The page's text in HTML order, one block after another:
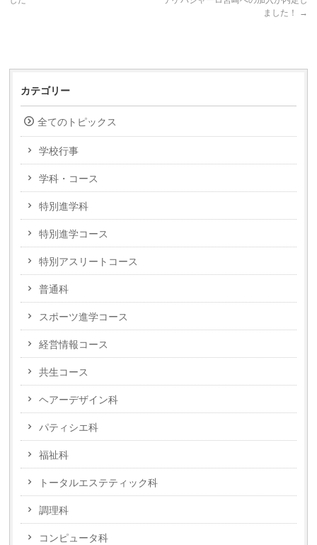
ました！
→
カテゴリー
全てのトピックス
学校行事
学科・コース
特別進学科
特別進学コース
特別アスリートコース
普通科
スポーツ進学コース
経営情報コース
共生コース
ヘアーデザイン科
パティシエ科
福祉科
トータルエステティック科
調理科
コンピュータ科